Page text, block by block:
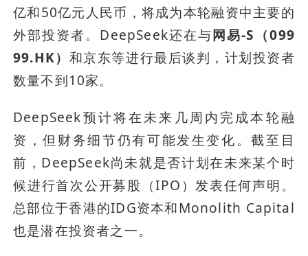
亿和50亿元人民币，将成为本轮融资中主要的
外部投资者。DeepSeek还在与网易-S（099
99.HK） 和京东等进行最后谈判，计划投资者
数量不到10家。
DeepSeek预计将在未来几周内完成本轮融
资，但财务细节仍有可能发生变化。截至目
前，DeepSeek尚未就是否计划在未来某个时
候进行首次公开募股（IPO）发表任何声明。
总部位于香港的IDG资本和Monolith Capital
也是潜在投资者之一。